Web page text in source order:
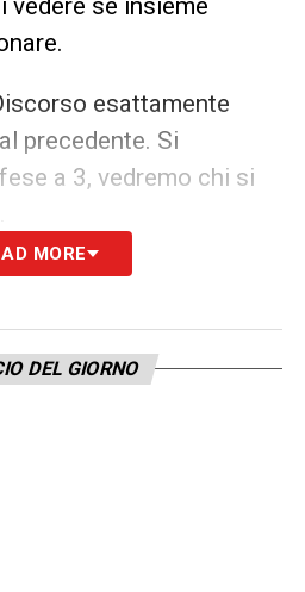
esattamente
precedente. Si
a 3, vedremo chi si
metri. A dispetto delle
MORE
DEL GIORNO